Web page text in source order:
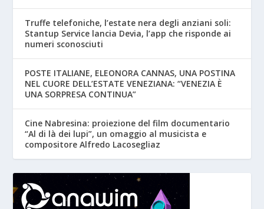
Truffe telefoniche, l’estate nera degli anziani soli:
Stantup Service lancia Devia, l’app che risponde ai
numeri sconosciuti
POSTE ITALIANE, ELEONORA CANNAS, UNA POSTINA
NEL CUORE DELL’ESTATE VENEZIANA: “VENEZIA È
UNA SORPRESA CONTINUA”
Cine Nabresina: proiezione del film documentario
“Al di là dei lupi”, un omaggio al musicista e
compositore Alfredo Lacosegliaz